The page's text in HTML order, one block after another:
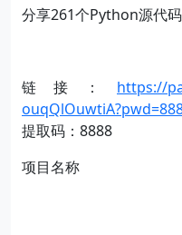
分享261个Python源代
链接： https://
提取码：8888
项目名称